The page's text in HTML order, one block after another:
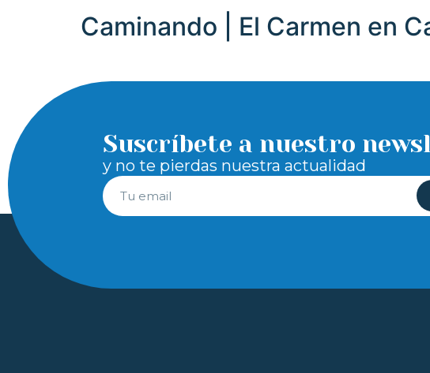
Caminando | El Carmen en
Suscríbete a nuestro
y no te pierdas nuestra actualidad